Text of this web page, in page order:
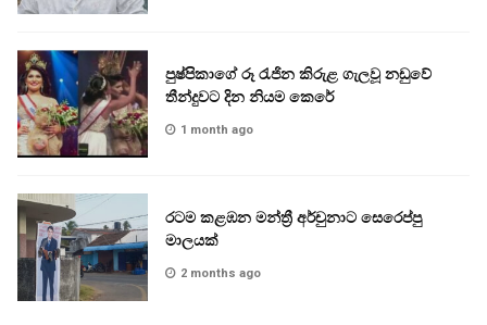
පුෂ්පිකාගේ රූ රැජින කිරුළ ගැලවූ නඩුවේ
තීන්දුවට දින නියම කෙරේ
1 month ago
රටම කළඹන මන්ත්‍රී අර්චුනාට සෙරෙප්පු
මාලයක්
2 months ago